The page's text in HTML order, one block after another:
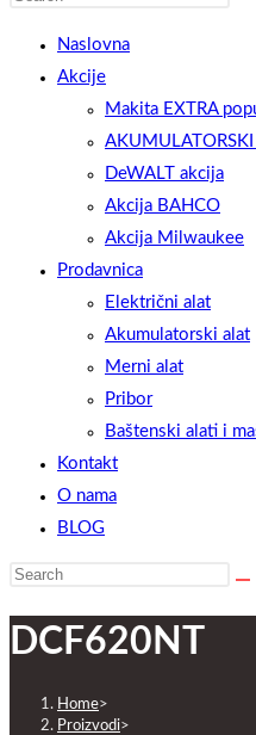
SEARCH
the
Naslovna
Akcije
Makita EXTRA
DeWALT akcija
Akcija BAHCO
Akcija Milwaukee
Prodavnica
Električni alat
Akumulatorski alat
Merni alat
Pribor
Baštenski alati i
Kontakt
O nama
BLOG
Search
website
DCF620NT
Home>
Proizvodi>